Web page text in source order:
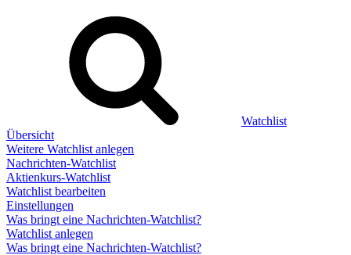
Watchlist
Übersicht
Weitere Watchlist anlegen
Nachrichten-Watchlist
Aktienkurs-Watchlist
Watchlist bearbeiten
Einstellungen
Was bringt eine Nachrichten-Watchlist?
Watchlist anlegen
Was bringt eine Nachrichten-Watchlist?